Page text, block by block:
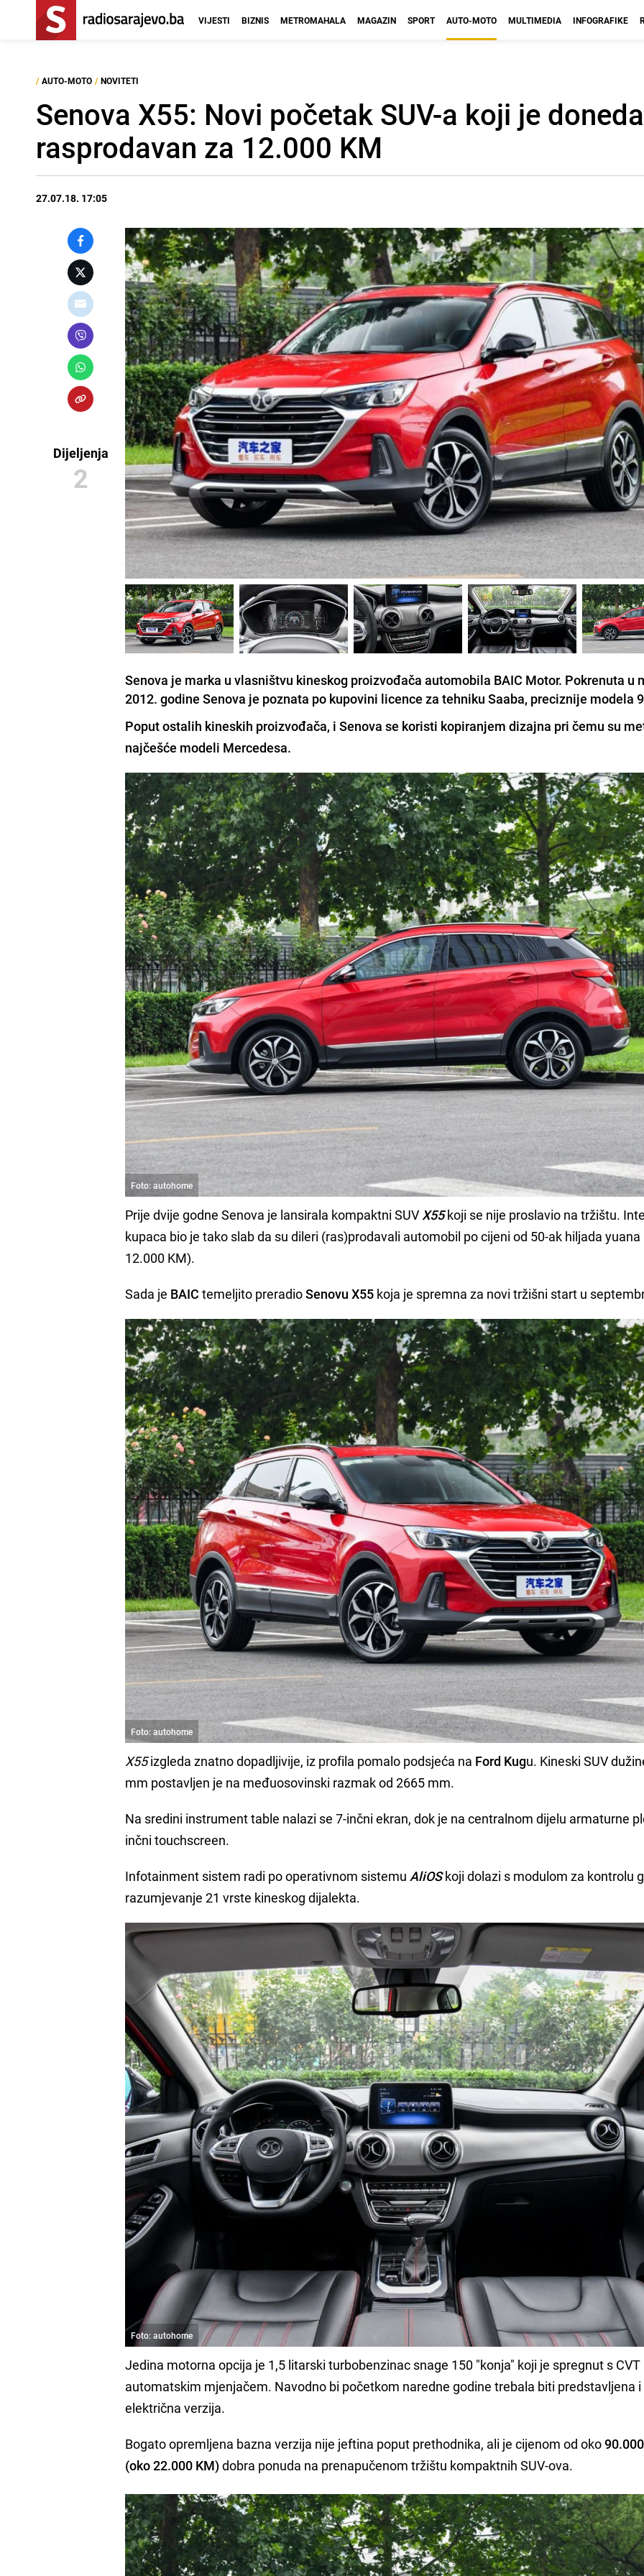
VIJESTI BIZNIS METROMAHALA MAGAZIN SPORT AUTO-MOTO MULTIMEDIA INFOGRAFIKE
/ AUTO-MOTO / NOVITETI
Senova X55: Novi početak SUV-a koji je
rasprodavan za 12.000 KM
27.07.18. 17:05
Dijeljenja
2
Senova je marka u vlasništvu kineskog proizvođača automobila BAIC Motor. Pokrenuta u
2012. godine Senova je poznata po kupovini licence za tehniku Saaba, preciznije modela
Poput ostalih kineskih proizvođača, iSenova se koristi kopiranjem dizajna pri čemu su
najčešće modeli Mercedesa.
Foto: autohome
Prije dvije godne Senova je lansirala kompaktni SUV X55koji se nije proslavio na tržištu.
kupaca bio je tako slab da su dileri (ras)prodavali automobil po cijeni od 50-ak hiljada yuana
12.000 KM).
Sada je BAIC temeljito preradioSenovu X55 koja je spremna za novi tržišni start u
Foto: autohome
X55izgleda znatno dopadljivije, iz profila pomalo podsjeća na Ford Kugu. Kineski SUV
mm postavljen je na međuosovinski razmak od 2665 mm.
Na sredini instrument table nalazi se 7-inčni ekran, dok je na centralnom dijelu armaturne
inčni touchscreen.
Infotainment sistem radi po operativnom sistemu AliOSkoji dolazi s modulom za kontrolu
razumjevanje 21 vrste kineskog dijalekta.
Foto: autohome
Jedina motorna opcija je 1,5 litarski turbobenzinac snage 150 "konja" koji je spregnut s CVT
automatskim mjenjačem. Navodno bi početkom naredne godine trebala biti predstavljena i
električna verzija.
Bogato opremljena bazna verzija nije jeftina poput prethodnika, ali je cijenom od oko
(oko 22.000 KM)dobra ponuda na prenapučenom tržištu kompaktnih SUV-ova.